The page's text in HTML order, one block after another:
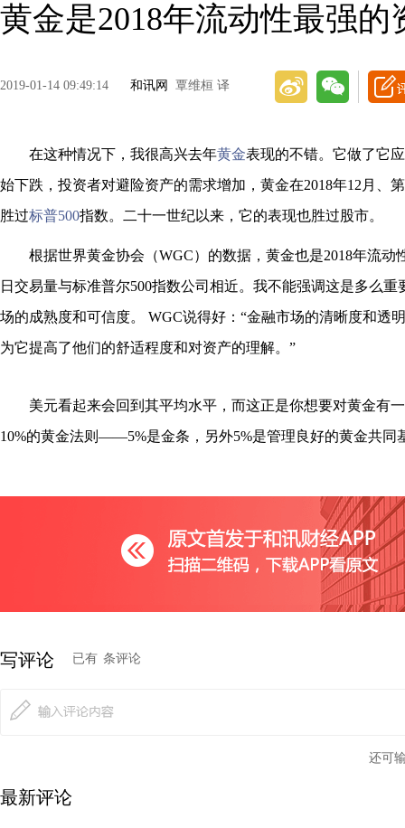
黄金是2018年流动性最强的
2019-01-14 09:49:14 和讯网 覃维桓 译
在这种情况下，我很高兴去年黄金表现的不错。它做了它
始下跌，投资者对避险资产的需求增加，黄金在2018年12月、
胜过标普500指数。二十一世纪以来，它的表现也胜过股市。
根据世界黄金协会（WGC）的数据，黄金也是2018年流动
日交易量与标准普尔500指数公司相近。我不能强调这是多么重
场的成熟度和可信度。 WGC说得好：“金融市场的清晰度和透
为它提高了他们的舒适程度和对资产的理解。”
美元看起来会回到其平均水平，而这正是你想要对黄金有
10%的黄金法则——5%是金条，另外5%是管理良好的黄金共同
写评论 已有 条评论
还可
最新评论